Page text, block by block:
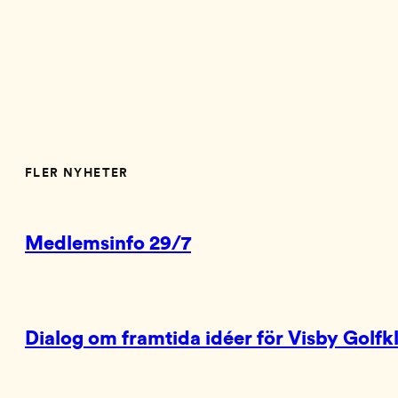
FLER NYHETER
Medlemsinfo 29/7
Dialog om framtida idéer för Visby